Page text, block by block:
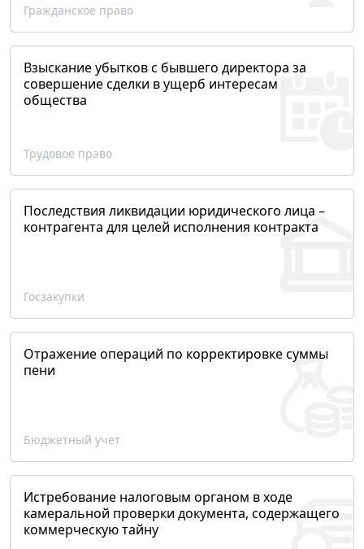
Гражданское право
Взыскание убытков с бывшего директора за
совершение сделки в ущерб интересам
общества
Трудовое право
Последствия ликвидации юридического лица –
контрагента для целей исполнения контракта
Госзакупки
Отражение операций по корректировке суммы
пени
Бюджетный учет
Истребование налоговым органом в ходе
камеральной проверки документа, содержащего
коммерческую тайну